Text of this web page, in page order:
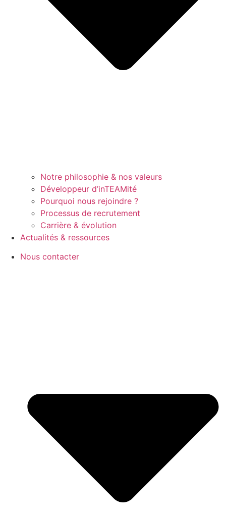
Notre philosophie & nos valeurs
Développeur d’inTEAMité
Pourquoi nous rejoindre ?
Processus de recrutement
Carrière & évolution
Actualités & ressources
Nous contacter